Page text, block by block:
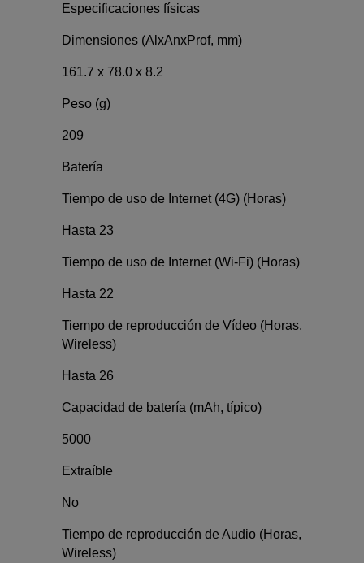
Especificaciones físicas
Dimensiones (AlxAnxProf, mm)
161.7 x 78.0 x 8.2
Peso (g)
209
Batería
Tiempo de uso de Internet (4G) (Horas)
Hasta 23
Tiempo de uso de Internet (Wi-Fi) (Horas)
Hasta 22
Tiempo de reproducción de Vídeo (Horas,
Wireless)
Hasta 26
Capacidad de batería (mAh, típico)
5000
Extraíble
No
Tiempo de reproducción de Audio (Horas,
Wireless)